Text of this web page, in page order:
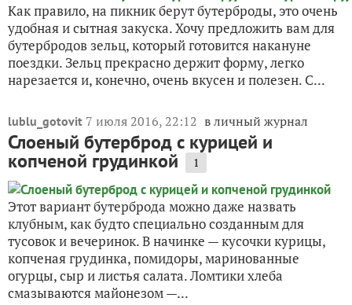
Как правило, на пикник берут бутерброды, это очень
удобная и сытная закуска. Хочу предложить вам для
бутербродов зельц, который готовится накануне
поездки. Зельц прекрасно держит форму, легко
нарезается и, конечно, очень вкусен и полезен. С...
lublu_gotovit 7 июля 2016, 22:12 в личный журнал
Слоеный бутерброд с курицей и
копченой грудинкой 1
Этот вариант бутерброда можно даже назвать
клубным, как будто специально созданным для
тусовок и вечеринок. В начинке — кусочки курицы,
копченая грудинка, помидоры, маринованные
огурцы, сыр и листья салата. Ломтики хлеба
смазываются майонезом —...